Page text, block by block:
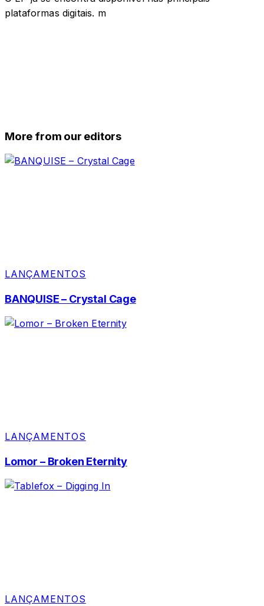
plataformas digitais. m
More from our editors
LANÇAMENTOS
BANQUISE – Crystal Cage
LANÇAMENTOS
Lomor – Broken Eternity
LANÇAMENTOS